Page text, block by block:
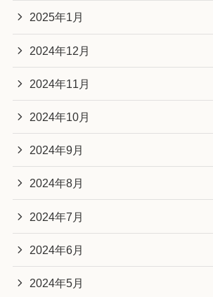
2025年1月
2024年12月
2024年11月
2024年10月
2024年9月
2024年8月
2024年7月
2024年6月
2024年5月